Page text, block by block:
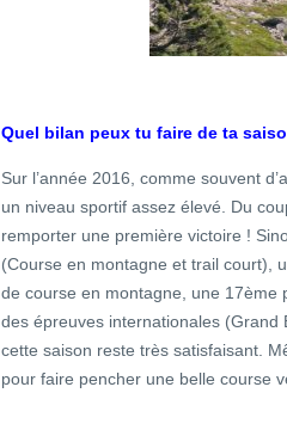
Quel bilan peux tu faire de ta
Sur l’année 2016, comme souvent
un niveau sportif assez élevé. Du
remporter une première victoire !
(Course en montagne et trail court),
de course en montagne, une 17ème
des épreuves internationales (Grand
cette saison reste très satisfaisant.
pour faire pencher une belle course